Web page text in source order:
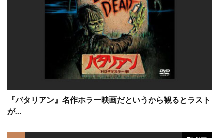
ジェイ・ラッセル
ジェイ・ローチ
ジェエシカ・タッキンスキー
ジェシカ・タイラー・ブラウン
ジェシカ・ビール
ジェシカ・ラング
ジェシー・ジェームズ
ジェシー・ブラッドフォード
『バタリアン』名作ホラー映画だというから観るとラスト
が…